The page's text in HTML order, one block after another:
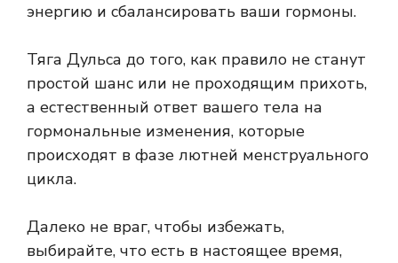
энергию и сбалансировать ваши гормоны.
Тяга Дульса до того, как правило не станут
простой шанс или не проходящим прихоть,
а естественный ответ вашего тела на
гормональные изменения, которые
происходят в фазе лютней менструального
цикла.
Далеко не враг, чтобы избежать,
выбирайте, что есть в настоящее время,